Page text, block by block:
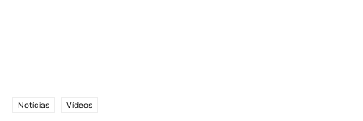
Notícias Vídeos